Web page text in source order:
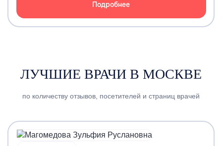
Подробнее
ЛУЧШИЕ ВРАЧИ В МОСКВЕ
по количеству отзывов, посетителей и страниц врачей